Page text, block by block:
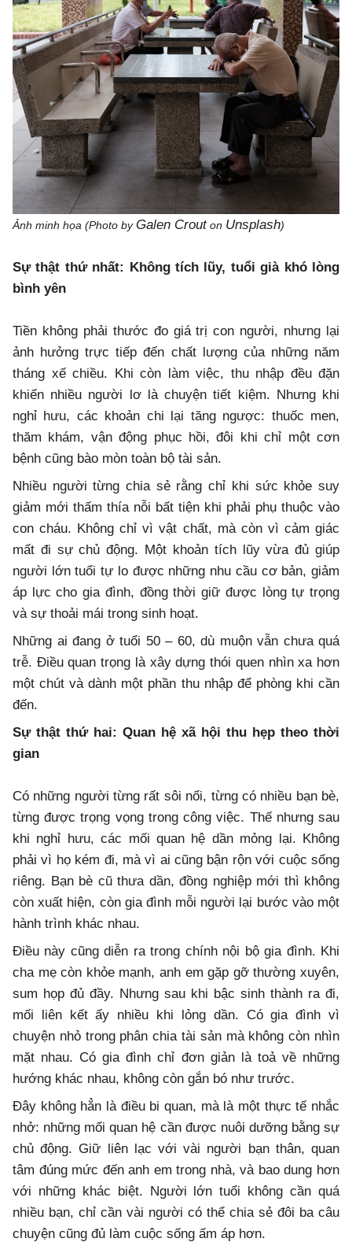
Ảnh minh họa (Photo byGalen Crouton Unsplash)
Sự thật thứ nhất: Không tích lũy, tuổi già khó lòng
bình yên
Tiền không phải thước đo giá trị con người, nhưng lại
ảnh hưởng trực tiếp đến chất lượng của những năm
tháng xế chiều. Khi còn làm việc, thu nhập đều đặn
khiến nhiều người lơ là chuyện tiết kiệm. Nhưng khi
nghỉ hưu, các khoản chi lại tăng ngược: thuốc men,
thăm khám, vận động phục hồi, đôi khi chỉ một cơn
bệnh cũng bào mòn toàn bộ tài sản.
Nhiều người từng chia sẻ rằng chỉ khi sức khỏe suy
giảm mới thấm thía nỗi bất tiện khi phải phụ thuộc vào
con cháu. Không chỉ vì vật chất, mà còn vì cảm giác
mất đi sự chủ động. Một khoản tích lũy vừa đủ giúp
người lớn tuổi tự lo được những nhu cầu cơ bản, giảm
áp lực cho gia đình, đồng thời giữ được lòng tự trọng
và sự thoải mái trong sinh hoạt.
Những ai đang ở tuổi 50 – 60, dù muộn vẫn chưa quá
trễ. Điều quan trọng là xây dựng thói quen nhìn xa hơn
một chút và dành một phần thu nhập để phòng khi cần
đến.
Sự thật thứ hai: Quan hệ xã hội thu hẹp theo thời
gian
Có những người từng rất sôi nổi, từng có nhiều bạn bè,
từng được trọng vọng trong công việc. Thế nhưng sau
khi nghỉ hưu, các mối quan hệ dần mỏng lại. Không
phải vì họ kém đi, mà vì ai cũng bận rộn với cuộc sống
riêng. Bạn bè cũ thưa dần, đồng nghiệp mới thì không
còn xuất hiện, còn gia đình mỗi người lại bước vào một
hành trình khác nhau.
Điều này cũng diễn ra trong chính nội bộ gia đình. Khi
cha mẹ còn khỏe mạnh, anh em gặp gỡ thường xuyên,
sum họp đủ đầy. Nhưng sau khi bậc sinh thành ra đi,
mối liên kết ấy nhiều khi lỏng dần. Có gia đình vì
chuyện nhỏ trong phân chia tài sản mà không còn nhìn
mặt nhau. Có gia đình chỉ đơn giản là toả về những
hướng khác nhau, không còn gắn bó như trước.
Đây không hẳn là điều bi quan, mà là một thực tế nhắc
nhở: những mối quan hệ cần được nuôi dưỡng bằng sự
chủ động. Giữ liên lạc với vài người bạn thân, quan
tâm đúng mức đến anh em trong nhà, và bao dung hơn
với những khác biệt. Người lớn tuổi không cần quá
nhiều bạn, chỉ cần vài người có thể chia sẻ đôi ba câu
chuyện cũng đủ làm cuộc sống ấm áp hơn.